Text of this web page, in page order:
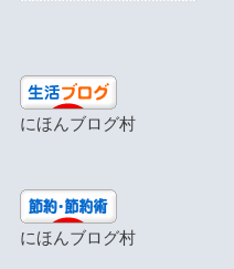
にほんブログ村
にほんブログ村